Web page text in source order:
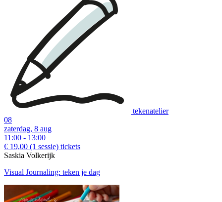
tekenatelier
08
zaterdag, 8 aug
11:00 - 13:00
€ 19,00 (1 sessie) tickets
Saskia Volkerijk
Visual Journaling: teken je dag